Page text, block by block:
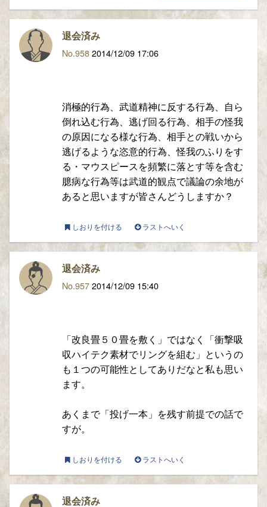
退会済み
No.9582014/12/09 17:06
消極的行為、武道精神に反する行為、自ら
倒れ込む行為、逃げ回る行為、相手の怪我
の原因になる様な行為、相手との戦いから
逃げるような恣意的行為、怪我のふりをす
る・マウスピースを頻繁に落とす等を含む
臆病な行為等は武道的観点で議論の余地が
あると思いますが皆さんどうしますか？
しおりを付ける ラストへいく
退会済み
No.9572014/12/09 15:40
「改良畳５０畳を敷く」ではなく「衝撃吸
収ハイテク素材でリングを組む」というの
も１つの可能性としてありだなと私も思い
ます。
あくまで「投げ一本」を残す前提での話で
すが。
しおりを付ける ラストへいく
退会済み